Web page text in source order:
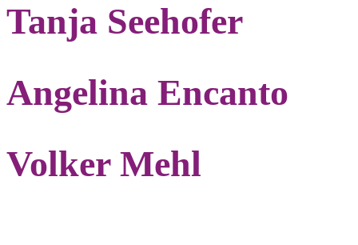
Tanja Seehofer
Angelina Encanto
Volker Mehl